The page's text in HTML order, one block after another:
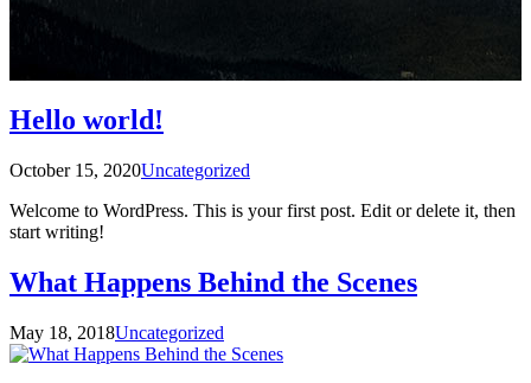
Hello world!
October 15, 2020Uncategorized
Welcome to WordPress. This is your first post. Edit or delete it, then
start writing!
What Happens Behind the Scenes
May 18, 2018Uncategorized